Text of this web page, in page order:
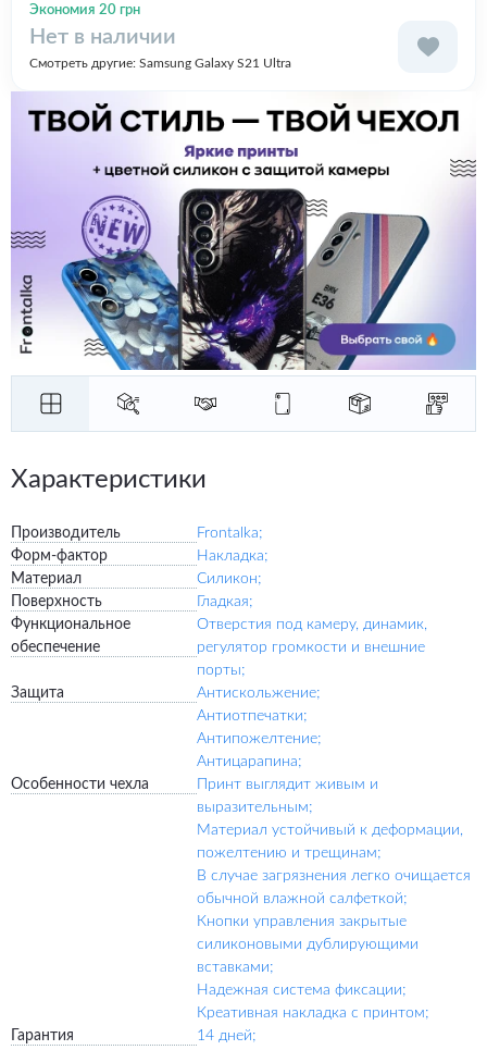
Экономия 20 грн
Нет в наличии
Смотреть другие: Samsung Galaxy S21 Ultra
Характеристики
Производитель
Frontalka;
Форм-фактор
Накладка;
Материал
Силикон;
Поверхность
Гладкая;
Функциональное
обеспечение
Отверстия под камеру, динамик,
регулятор громкости и внешние
порты;
Защита
Антискольжение;
Антиотпечатки;
Антипожелтение;
Антицарапина;
Особенности чехла
Принт выглядит живым и
выразительным;
Материал устойчивый к деформации,
пожелтению и трещинам;
В случае загрязнения легко очищается
обычной влажной салфеткой;
Кнопки управления закрытые
силиконовыми дублирующими
вставками;
Надежная система фиксации;
Креативная накладка с принтом;
Гарантия
14 дней;